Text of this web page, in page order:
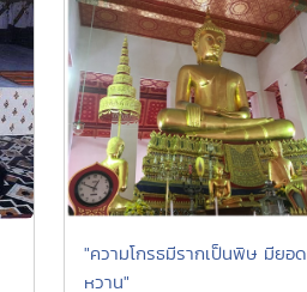
"ความโกรธมีรากเป็นพิษ มียอด
หวาน"